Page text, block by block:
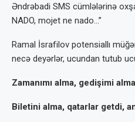
Əndrəbadi SMS cüm­lələrinə
NADO, mojet ne nado…”
Ramal İsrafilov potensiallı
necə deyərlər, ucundan tutub
Zamanımı alma, gedişimi
Biletini alma, qatarlar getdi,